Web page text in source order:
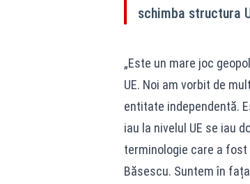
schimba structura
„Este un mare joc
UE. Noi am vorbit de
entitate independentă.
iau la nivelul UE se iau
terminologie care a
Băsescu. Suntem în